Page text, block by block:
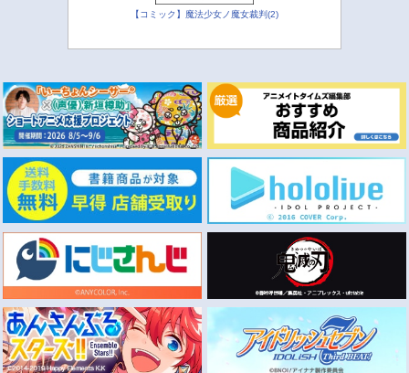
【コミック】魔法少女ノ魔女裁判(2)